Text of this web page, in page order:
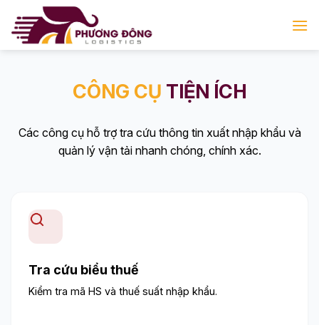
qua
CÔNG CỤ TIỆN ÍCH
Các công cụ hỗ trợ tra cứu thông tin xuất nhập khẩu và
quản lý vận tải nhanh chóng, chính xác.
Tra cứu biểu thuế
Kiểm tra mã HS và thuế suất nhập khẩu.